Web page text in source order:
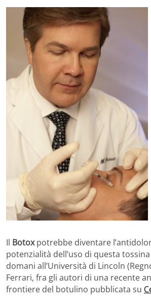
Il Botoxpotrebbe diventare
potenzialità dell’uso di questa
domani all’Università di Lincoln
Ferrari, fra gli autori di una recente
frontiere del botulino pubblicata su